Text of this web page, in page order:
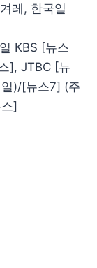
레, 한국일
KBS [뉴스
], JTBC [뉴
)/[뉴스7] (주
]